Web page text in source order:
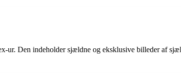
ur. Den indeholder sjældne og eksklusive billeder af